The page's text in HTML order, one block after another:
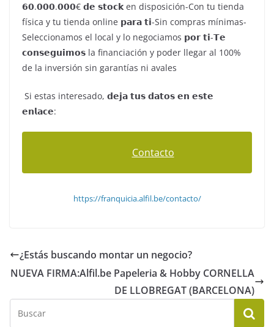
𝟲𝟬.𝟬𝟬𝟬.𝟬𝟬𝟬€ 𝗱𝗲 𝘀𝘁𝗼𝗰𝗸 en disposición-Con tu tienda
física y tu tienda online 𝗽𝗮𝗿𝗮 𝘁𝗶-Sin compras mínimas-
Seleccionamos el local y lo negociamos 𝗽𝗼𝗿 𝘁𝗶-𝗧𝗲
𝗰𝗼𝗻𝘀𝗲𝗴𝘂𝗶𝗺𝗼𝘀 la financiación y poder llegar al 100%
de la inversión sin garantías ni avales
Si estas interesado, 𝗱𝗲𝗷𝗮 𝘁𝘂𝘀 𝗱𝗮𝘁𝗼𝘀 𝗲𝗻 𝗲𝘀𝘁𝗲
𝗲𝗻𝗹𝗮𝗰𝗲:
Contacto
https://franquicia.alfil.be/contacto/
¿Estás buscando montar un negocio?
NUEVA FIRMA:Alfil.be Papeleria & Hobby CORNELLA
DE LLOBREGAT (BARCELONA)